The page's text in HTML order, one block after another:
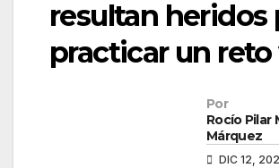
resultan heridos
practicar un reto
Por
Rocío Pilar
Márquez
DIC 12,